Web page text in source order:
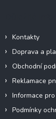
Kontakty
Doprava a
Obchodní
Reklamace
Informace
Podmínky